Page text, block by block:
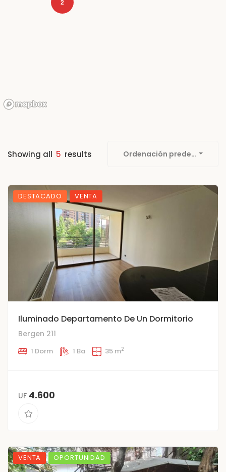
Showing all 5 results Ordenación
DESTACADO VENTA
Iluminado Departamento De Un Dormitorio
Bergen 211
1 Dorm 1 Ba 35 m2
UF 4.600
VENTA OPORTUNIDAD